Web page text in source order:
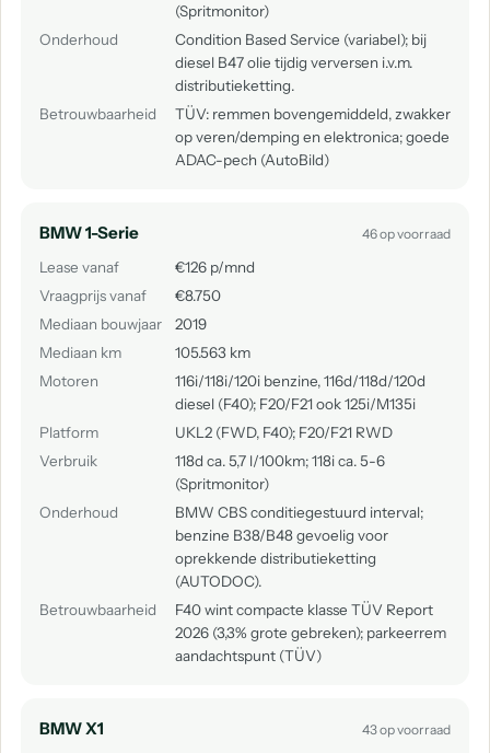
(Spritmonitor)
Onderhoud
Condition Based Service (variabel); bij
diesel B47 olie tijdig verversen i.v.m.
distributieketting.
Betrouwbaarheid
TÜV: remmen bovengemiddeld, zwakker
op veren/demping en elektronica; goede
ADAC-pech (AutoBild)
BMW 1-Serie 46 op voorraad
Lease vanaf
€126 p/mnd
Vraagprijs vanaf
€8.750
Mediaan bouwjaar
2019
Mediaan km
105.563 km
Motoren
116i/118i/120i benzine, 116d/118d/120d
diesel (F40); F20/F21 ook 125i/M135i
Platform
UKL2 (FWD, F40); F20/F21 RWD
Verbruik
118d ca. 5,7 l/100km; 118i ca. 5-6
(Spritmonitor)
Onderhoud
BMW CBS conditiegestuurd interval;
benzine B38/B48 gevoelig voor
oprekkende distributieketting
(AUTODOC).
Betrouwbaarheid
F40 wint compacte klasse TÜV Report
2026 (3,3% grote gebreken); parkeerrem
aandachtspunt (TÜV)
BMW X1 43 op voorraad